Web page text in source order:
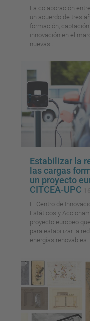
La colaboración
un acuerdo de tres
formación,
innovación en el
nuevas...
Estabilizar la
las cargas
un proyecto
CITCEA-UPC
El Centro de
Estáticos y
proyecto europeo
para estabilizar la
energías